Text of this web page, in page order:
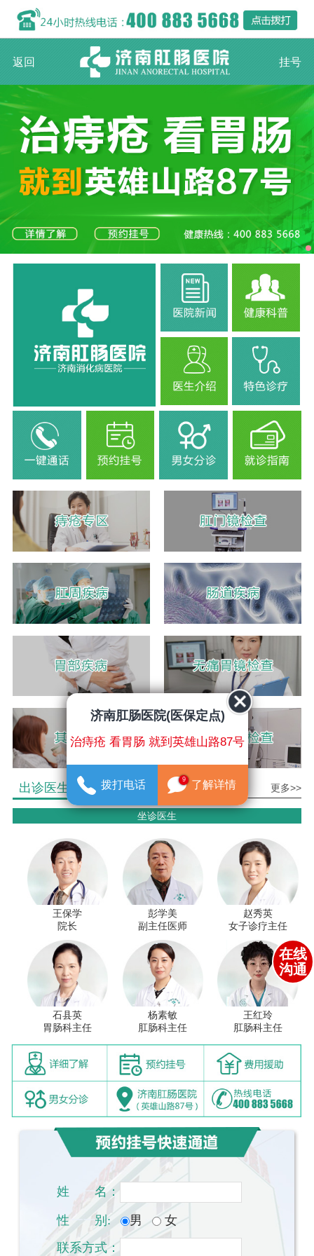
返回 挂号
出诊医生介绍 更多>>
坐诊医生
王保学
院长
彭学美
副主任医师
赵秀英
女子诊疗主任
石县英
胃肠科主任
杨素敏
肛肠科主任
王红玲
肛肠科主任
姓 一一 名：
性 一一 别: 男
女
联系方式：
济南肛肠医院(医保定点)
治痔疮 看胃肠 就到英雄山路87号
拨打电话 9 了解详情
在线
沟通